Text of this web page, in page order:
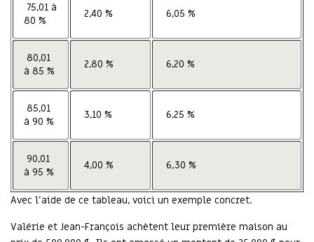
75,01 à
80 %
2,40 % 6,05 %
80,01
à 85 %
2,80 % 6,20 %
85,01
à 90 %
3,10 % 6,25 %
90,01
à 95 %
4,00 % 6,30 %
Avec l’aide de ce tableau, voici un exemple concret.
Valérie et Jean-François achètent leur première maison au